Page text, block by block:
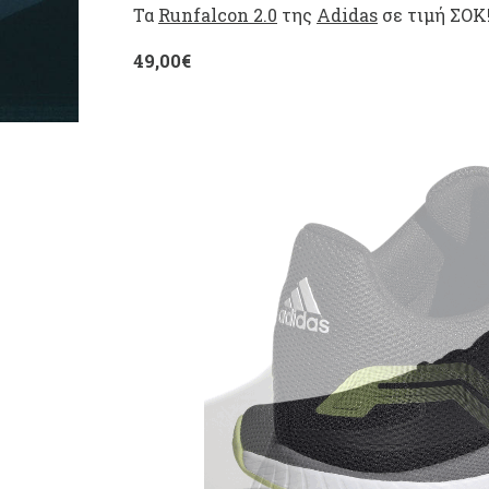
Τα Runfalcon 2.0 της Adidas σε τιμή
49,00€